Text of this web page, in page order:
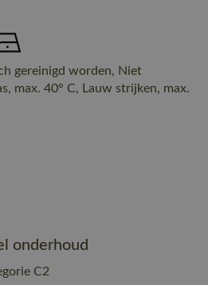
gereinigd worden, Niet
max. 40° C, Lauw strijken, max.
onderhoud
C2